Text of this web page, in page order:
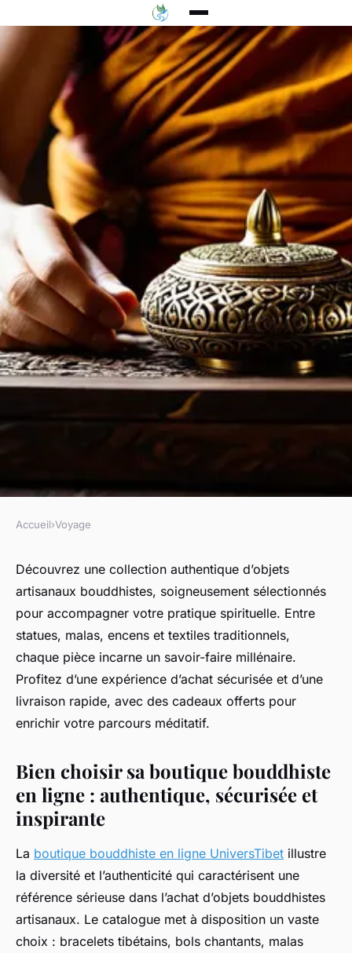
VOYAGE
Découvrez des trésors
artisanaux dans notre
boutique bouddhiste en ligne
Élise•1 août 2025•6 min de lecture
Accueil›Voyage
Découvrez une collection authentique d’objets
artisanaux bouddhistes, soigneusement sélectionnés
pour accompagner votre pratique spirituelle. Entre
statues, malas, encens et textiles traditionnels,
chaque pièce incarne un savoir-faire millénaire.
Profitez d’une expérience d’achat sécurisée et d’une
livraison rapide, avec des cadeaux offerts pour
enrichir votre parcours méditatif.
Bien choisir sa boutique bouddhiste
en ligne : authentique, sécurisée et
inspirante
La boutique bouddhiste en ligne UniversTibet illustre
la diversité et l’authenticité qui caractérisent une
référence sérieuse dans l’achat d’objets bouddhistes
artisanaux. Le catalogue met à disposition un vaste
choix : bracelets tibétains, bols chantants, malas